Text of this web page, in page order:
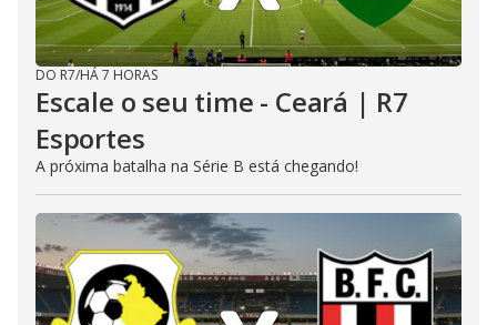
DO R7/HÁ 7 HORAS
Escale o seu time - Ceará | R7
Esportes
A próxima batalha na Série B está chegando!